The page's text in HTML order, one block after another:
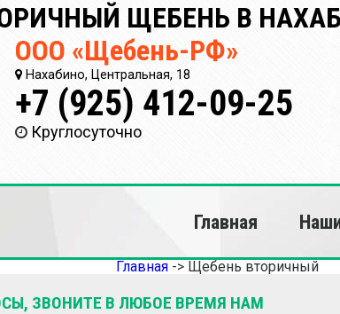
ЩЕБЕНЬ В
ООО «Щебень-РФ»
Нахабино, Центральная, 18
+7 (925) 412-09-25
Круглосуточно
Главная
Главная-> Щебень вторичный
ЗВОНИТЕ В ЛЮБОЕ ВРЕМЯ НАМ